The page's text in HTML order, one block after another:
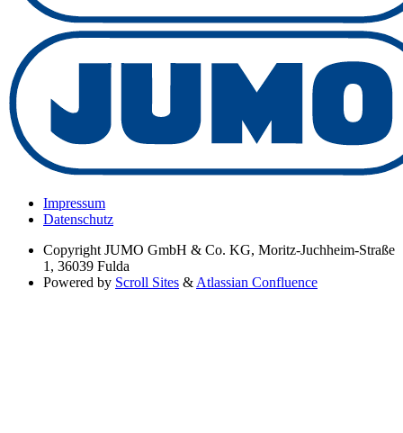
Impressum
Datenschutz
Copyright JUMO GmbH & Co. KG, Moritz-Juchheim-Straße
1, 36039 Fulda
Powered by Scroll Sites & Atlassian Confluence